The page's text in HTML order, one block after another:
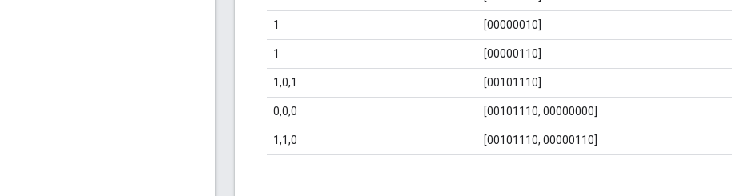
1 [00000010]
1 [00000110]
1,0,1 [00101110]
0,0,0 [00101110, 00000000]
1,1,0 [00101110, 00000110]